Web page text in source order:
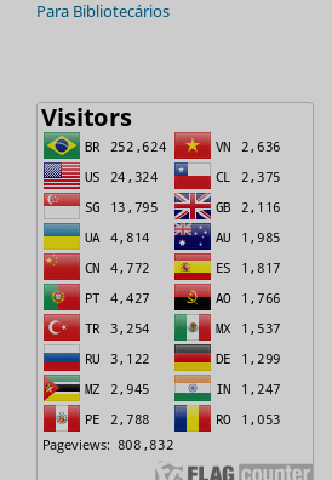
Para Bibliotecários